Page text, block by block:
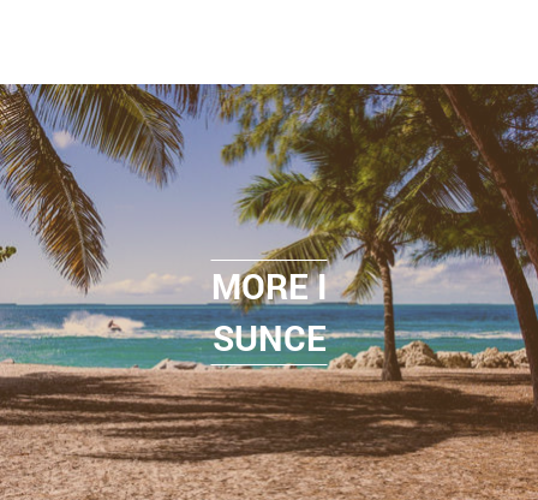
MORE I
SUNCE